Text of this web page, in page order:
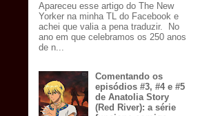
Apareceu esse artigo do The New
Yorker na minha TL do Facebook e
achei que valia a pena traduzir. No
ano em que celebramos os 250 anos
de n...
Comentando os
episódios #3, #4 e #5
de Anatolia Story
(Red River): a série